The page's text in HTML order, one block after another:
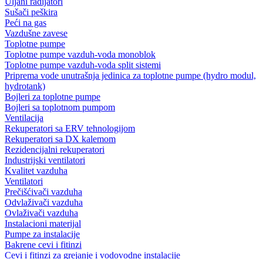
Sušači peškira
Peći na gas
Vazdušne zavese
Toplotne pumpe
Toplotne pumpe vazduh-voda monoblok
Toplotne pumpe vazduh-voda split sistemi
Priprema vode unutrašnja jedinica za toplotne pumpe (hydro modul,
hydrotank)
Bojleri za toplotne pumpe
Bojleri sa toplotnom pumpom
Ventilacija
Rekuperatori sa ERV tehnologijom
Rekuperatori sa DX kalemom
Rezidencijalni rekuperatori
Industrijski ventilatori
Kvalitet vazduha
Ventilatori
Prečišćivači vazduha
Odvlaživači vazduha
Ovlaživači vazduha
Instalacioni materijal
Pumpe za instalacije
Bakrene cevi i fitinzi
Cevi i fitinzi za grejanje i vodovodne instalacije